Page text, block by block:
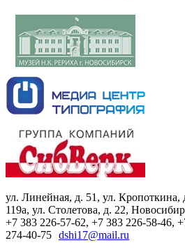
ул. Линейная, д. 51, ул. Кропоткина,
119а, ул. Столетова, д. 22,
+7 383 226-57-62, +7 383 226-58-46,
274-40-75 dshi17@mail.ru